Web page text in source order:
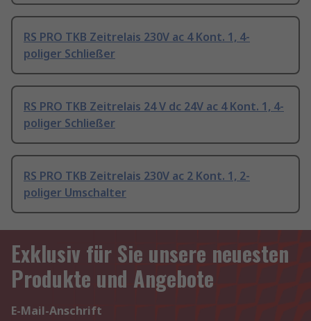
RS PRO TKB Zeitrelais 230V ac 4 Kont. 1, 4-
poliger Schließer
RS PRO TKB Zeitrelais 24 V dc 24V ac 4 Kont. 1, 4-
poliger Schließer
RS PRO TKB Zeitrelais 230V ac 2 Kont. 1, 2-
poliger Umschalter
Exklusiv für Sie unsere neuesten
Produkte und Angebote
E-Mail-Anschrift